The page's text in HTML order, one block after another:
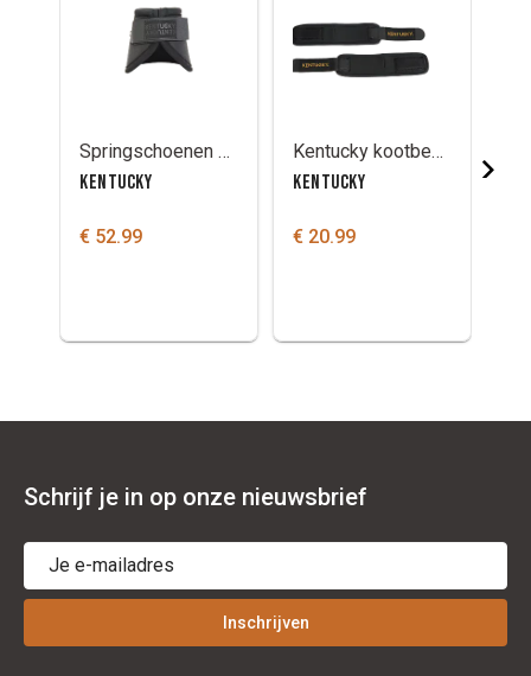
Springschoenen Kentucky hielbeschermer
KENTUCKY
€ 52.99
Kentucky kootbeschermer
KENTUCKY
€ 20.99
Schrijf je in op onze nieuwsbrief
Inschrijven